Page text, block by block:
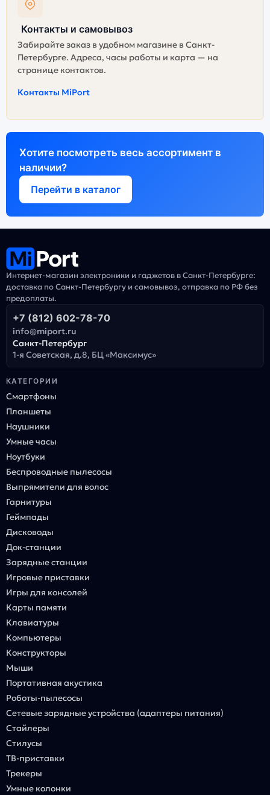
Контакты и самовывоз
Забирайте заказ в удобном магазине в Санкт-
Петербурге. Адреса, часы работы и карта — на
странице контактов.
Контакты MiPort
Хотите посмотреть весь ассортимент в
наличии?
Перейти в каталог
Интернет-магазин электроники и гаджетов в Санкт-Петербурге:
доставка по Санкт-Петербургу и самовывоз, отправка по РФ без
предоплаты.
+7 (812) 602-78-70
info@miport.ru
Санкт-Петербург
1-я Советская, д.8, БЦ «Максимус»
КАТЕГОРИИ
Смартфоны
Планшеты
Наушники
Умные часы
Ноутбуки
Беспроводные пылесосы
Выпрямители для волос
Гарнитуры
Геймпады
Дисководы
Док-станции
Зарядные станции
Игровые приставки
Игры для консолей
Карты памяти
Клавиатуры
Компьютеры
Конструкторы
Мыши
Портативная акустика
Роботы-пылесосы
Сетевые зарядные устройства (адаптеры питания)
Стайлеры
Стилусы
ТВ-приставки
Трекеры
Умные колонки